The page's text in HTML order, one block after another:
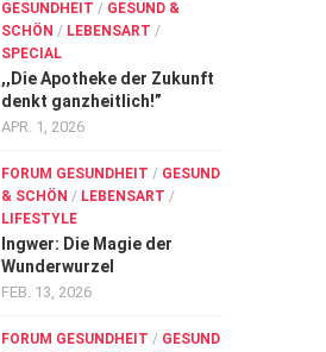
GESUNDHEIT / GESUND &
SCHÖN / LEBENSART /
SPECIAL
,,Die Apotheke der Zukunft
denkt ganzheitlich!”
APR. 1, 2026
FORUM GESUNDHEIT / GESUND
& SCHÖN / LEBENSART /
LIFESTYLE
Ingwer: Die Magie der
Wunderwurzel
FEB. 13, 2026
FORUM GESUNDHEIT / GESUND